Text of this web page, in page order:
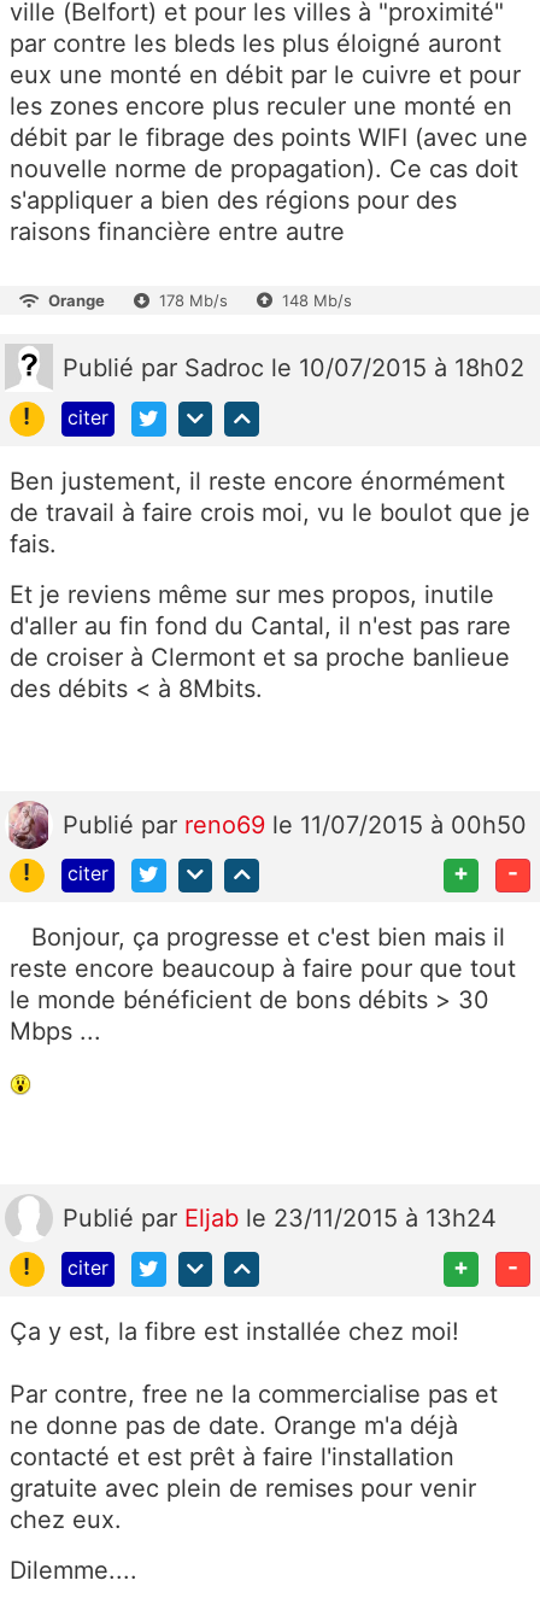
ville (Belfort) et pour les villes à "proximité"
par contre les bleds les plus éloigné auront
eux une monté en débit par le cuivre et pour
les zones encore plus reculer une monté en
débit par le fibrage des points WIFI (avec une
nouvelle norme de propagation). Ce cas doit
s'appliquer a bien des régions pour des
raisons financière entre autre
Orange 178 Mb/s 148 Mb/s
Publié par Sadroc le 10/07/2015 à 18h02
!
citer
Ben justement, il reste encore énormément
de travail à faire crois moi, vu le boulot que je
fais.
Et je reviens même sur mes propos, inutile
d'aller au fin fond du Cantal, il n'est pas rare
de croiser à Clermont et sa proche banlieue
des débits < à 8Mbits.
Publié par reno69 le 11/07/2015 à 00h50
!
citer + -
Bonjour, ça progresse et c'est bien mais il
reste encore beaucoup à faire pour que tout
le monde bénéficient de bons débits > 30
Mbps ...
Publié par Eljab le 23/11/2015 à 13h24
!
citer + -
Ça y est, la fibre est installée chez moi!
Par contre, free ne la commercialise pas et
ne donne pas de date. Orange m'a déjà
contacté et est prêt à faire l'installation
gratuite avec plein de remises pour venir
chez eux.
Dilemme....